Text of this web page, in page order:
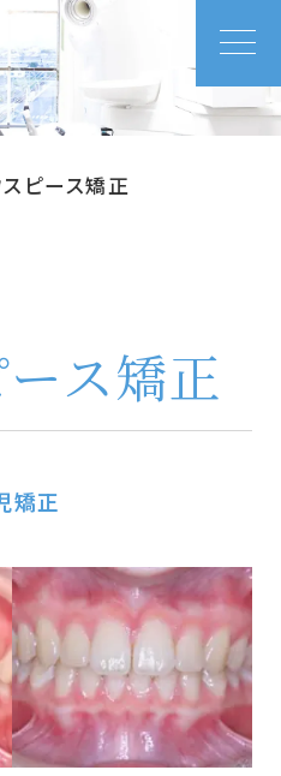
スピース矯正
ス矯正
矯正